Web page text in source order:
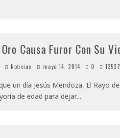
Causa Furor Con Su
Noticias mayo 14, 2014 0 13537
un día Jesús Mendoza, El Rayo
de edad para dejar...